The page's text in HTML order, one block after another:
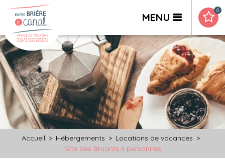
MENU
0
Accueil > Hébergements > Locations de vacances >
Gîte des Bruants 6 personnes